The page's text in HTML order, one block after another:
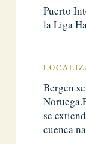
Puerto
la Liga
Bergen
se
cuenca